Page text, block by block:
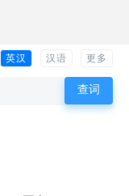
英汉 汉语 更多